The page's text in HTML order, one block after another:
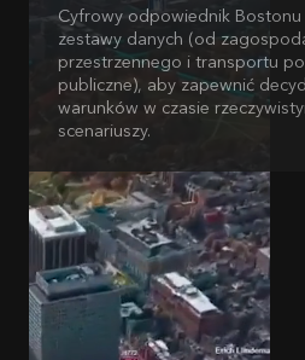
Cyfrowy odpowiednik Bostonu
zestawy danych (od
przestrzennego i transportu
publiczne), aby zapewnić
warunków w czasie
scenariuszy.